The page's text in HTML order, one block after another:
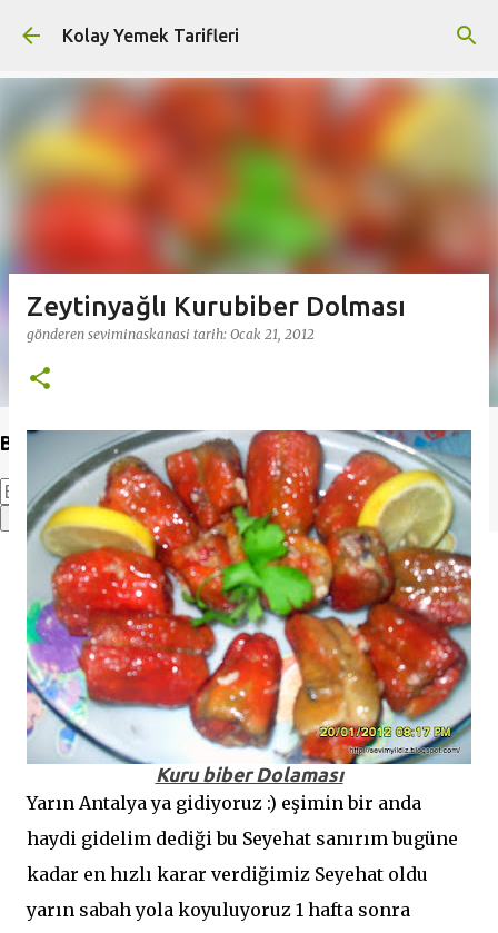
Ana içeriğe atla
Kolay Yemek Tarifleri
Bu Blogda Ara
Zeytinyağlı Kurubiber Dolması
gönderen seviminaskanasi tarih: Ocak 21, 2012
Kuru biber Dolaması
Yarın Antalya ya gidiyoruz :) eşimin bir anda
haydi gidelim dediği bu Seyehat sanırım bugüne
kadar en hızlı karar verdiğimiz Seyehat oldu
yarın sabah yola koyuluyoruz 1 hafta sonra